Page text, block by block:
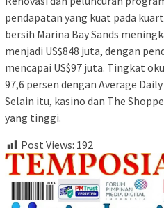
pendapatan yang kuat pada
bersih Marina Bay Sands
menjadi US$848 juta, dengan
mencapai US$97 juta. Tingkat
97,6 persen dengan Average
Selain itu, kasino dan The
yang tinggi.
Post Views: 192